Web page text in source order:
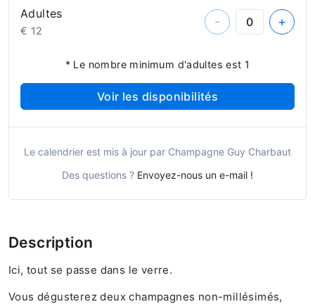
Adultes
€ 12
- +
* Le nombre minimum d'adultes est 1
Voir les disponibilités
Le calendrier est mis à jour par Champagne Guy Charbaut
Des questions ? Envoyez-nous un e-mail !
Description
Ici, tout se passe dans le verre.
Vous dégusterez deux champagnes non-millésimés,